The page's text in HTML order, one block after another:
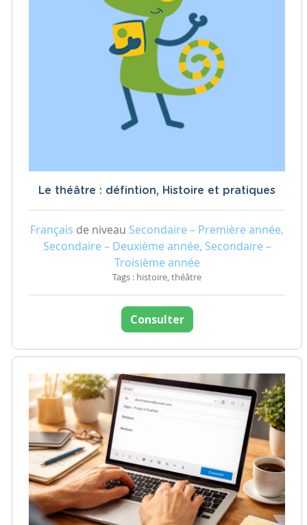
Le théâtre : défintion, Histoire et pratiques
Français de niveau Secondaire – Première année,
Secondaire – Deuxième année, Secondaire –
Troisième année
Tags : histoire, théâtre
Consulter